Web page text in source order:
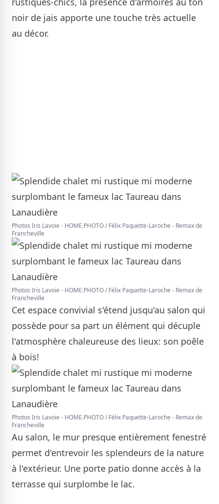
noir de jais apporte une touche très actuelle
au décor.
Photos Iris Lavoie - HOME.PHOTO / Félix Paquette-Laroche - Remax de
Francheville
Photos Iris Lavoie - HOME.PHOTO / Félix Paquette-Laroche - Remax de
Francheville
Cet espace convivial s'étend jusqu'au salon qui
possède pour sa part un élément qui décuple
l'atmosphère chaleureuse des lieux: son poêle
à bois!
Photos Iris Lavoie - HOME.PHOTO / Félix Paquette-Laroche - Remax de
Francheville
Au salon, le mur presque entièrement fenestré
permet d'entrevoir les splendeurs de la nature
à l'extérieur. Une porte patio donne accès à la
terrasse qui surplombe le lac.